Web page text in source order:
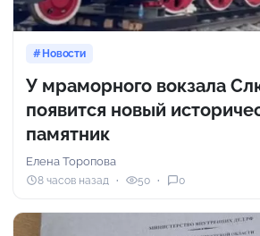
Новости
У мраморного вокзала
появится новый
памятник
Елена Торопова
8 часов назад 50 0